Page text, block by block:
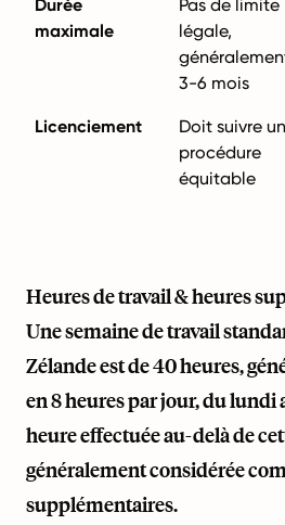
Durée
maximale
Pas de limite
légale,
3-6 mois
Licenciement
Doit suivre
procédure
équitable
Heures de travail & heures
Une semaine de travail
Zélande est de 40 heures,
en 8 heures par jour, du lundi
heure effectuée au-delà de
généralement considérée
supplémentaires.